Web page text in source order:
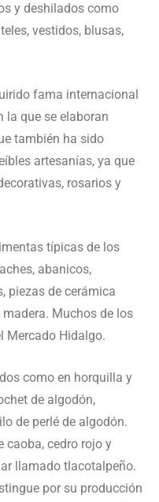
y deshilados como
vestidos, blusas,
fama internacional
la que se elaboran
también ha sido
artesanías, ya que
rosarios y
típicas de los
abanicos,
piezas de cerámica
Muchos de los
Mercado Hidalgo.
como en horquilla y
de algodón,
de perlé de algodón.
caoba, cedro rojo y
llamado tlacotalpeño.
por su producción